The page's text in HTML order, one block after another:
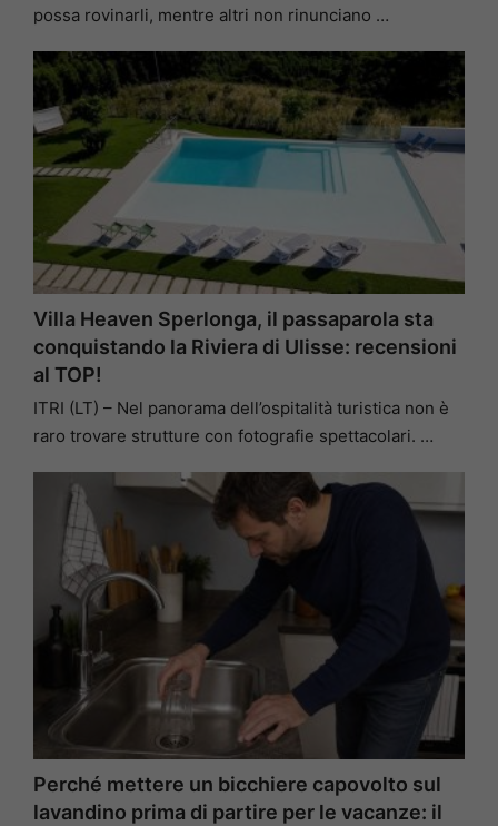
possa rovinarli, mentre altri non rinunciano …
Villa Heaven Sperlonga, il passaparola sta
conquistando la Riviera di Ulisse: recensioni
al TOP!
ITRI (LT) – Nel panorama dell’ospitalità turistica non è
raro trovare strutture con fotografie spettacolari. …
Perché mettere un bicchiere capovolto sul
lavandino prima di partire per le vacanze: il